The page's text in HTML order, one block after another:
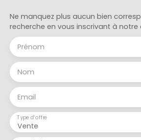
Ne manquez plus aucun bien
recherche en vous inscrivant à notre
Prénom
Nom
Email
Vente
Type d'offre